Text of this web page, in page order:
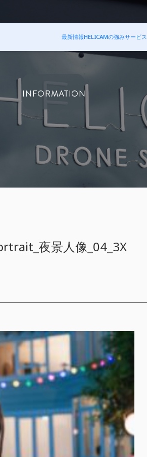
最新情報HELICAMの強みサービス
INFORMATION
夜景人像_04_3X